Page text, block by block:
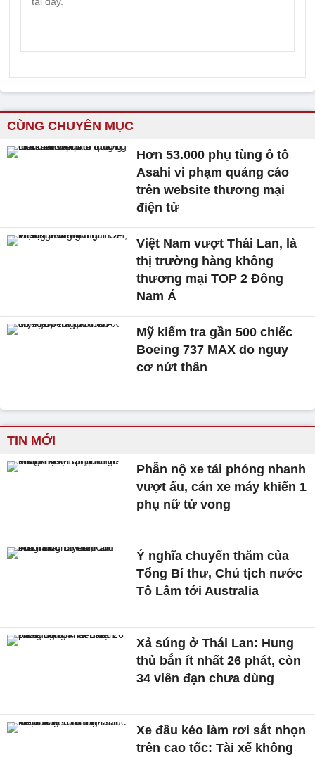
CÙNG CHUYÊN MỤC
Hơn 53.000 phụ tùng ô tô
Asahi vi phạm quảng cáo
trên website thương mại
điện tử
Việt Nam vượt Thái Lan, là
thị trường hàng không
thương mại TOP 2 Đông
Nam Á
Mỹ kiểm tra gần 500 chiếc
Boeing 737 MAX do nguy
cơ nứt thân
TIN MỚI
Phẫn nộ xe tải phóng nhanh
vượt ẩu, cán xe máy khiến 1
phụ nữ tử vong
Ý nghĩa chuyến thăm của
Tổng Bí thư, Chủ tịch nước
Tô Lâm tới Australia
Xả súng ở Thái Lan: Hung
thủ bắn ít nhất 26 phát, còn
34 viên đạn chưa dùng
Xe đầu kéo làm rơi sắt nhọn
trên cao tốc: Tài xế không